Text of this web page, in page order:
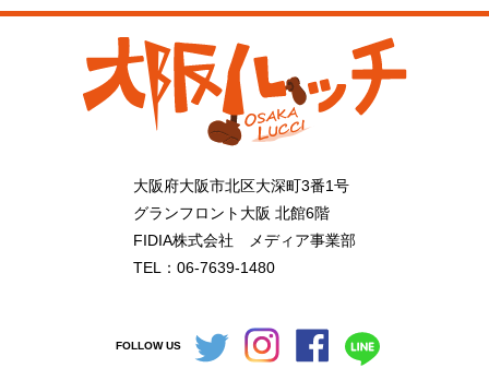
大阪府大阪市北区大深町3番1号
グランフロント大阪 北館6階
FIDIA株式会社 メディア事業部
TEL：06-7639-1480
FOLLOW US